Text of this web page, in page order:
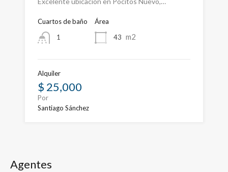
Cuartos de baño
1
Área
43 m2
Alquiler
$ 25,000
Por
Santiago Sánchez
Agentes